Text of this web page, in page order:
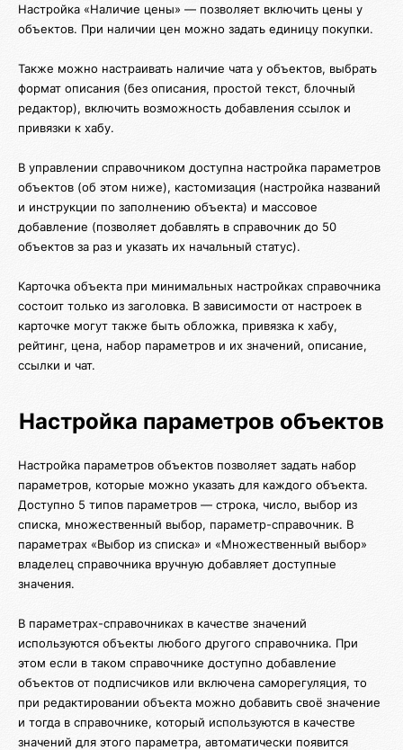
Настройка «Наличие цены» — позволяет включить цены у
объектов. При наличии цен можно задать единицу покупки.
Также можно настраивать наличие чата у объектов, выбрать
формат описания (без описания, простой текст, блочный
редактор), включить возможность добавления ссылок и
привязки к хабу.
В управлении справочником доступна настройка параметров
объектов (об этом ниже), кастомизация (настройка названий
и инструкции по заполнению объекта) и массовое
добавление (позволяет добавлять в справочник до 50
объектов за раз и указать их начальный статус).
Карточка объекта при минимальных настройках справочника
состоит только из заголовка. В зависимости от настроек в
карточке могут также быть обложка, привязка к хабу,
рейтинг, цена, набор параметров и их значений, описание,
ссылки и чат.
Настройка параметров объектов
Настройка параметров объектов позволяет задать набор
параметров, которые можно указать для каждого объекта.
Доступно 5 типов параметров — строка, число, выбор из
списка, множественный выбор, параметр-справочник. В
параметрах «Выбор из списка» и «Множественный выбор»
владелец справочника вручную добавляет доступные
значения.
В параметрах-справочниках в качестве значений
используются объекты любого другого справочника. При
этом если в таком справочнике доступно добавление
объектов от подписчиков или включена саморегуляция, то
при редактировании объекта можно добавить своё значение
и тогда в справочнике, который используются в качестве
значений для этого параметра, автоматически появится